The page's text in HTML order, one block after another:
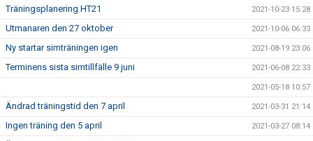
Träningsplanering HT21 2021-10-23 15:28
Utmanaren den 27 oktober 2021-10-06 06:33
Ny startar simträningen igen 2021-08-19 23:06
Terminens sista simtillfälle 9 juni 2021-06-08 22:33
2021-05-18 10:57
Ändrad träningstid den 7 april 2021-03-31 21:14
Ingen träning den 5 april 2021-03-27 08:14